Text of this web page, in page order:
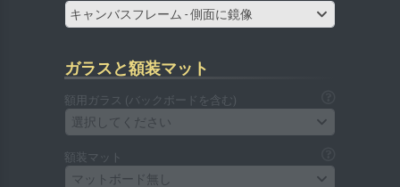
キャンバスフレーム - 側面に鏡像
ガラスと額装マット
額用ガラス (バックボードを含む)
選択してください
額装マット
マットボード無し